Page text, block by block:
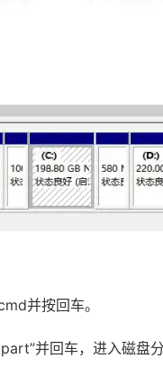
并按回车。
并回车，进入磁盘分